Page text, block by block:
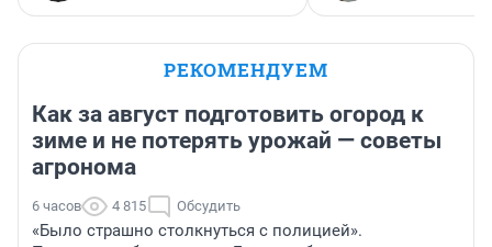
РЕКОМЕНДУЕМ
Как за август подготовить огород к
зиме и не потерять урожай — советы
агронома
6 часов 4 815 Обсудить
«Было страшно столкнуться с полицией».